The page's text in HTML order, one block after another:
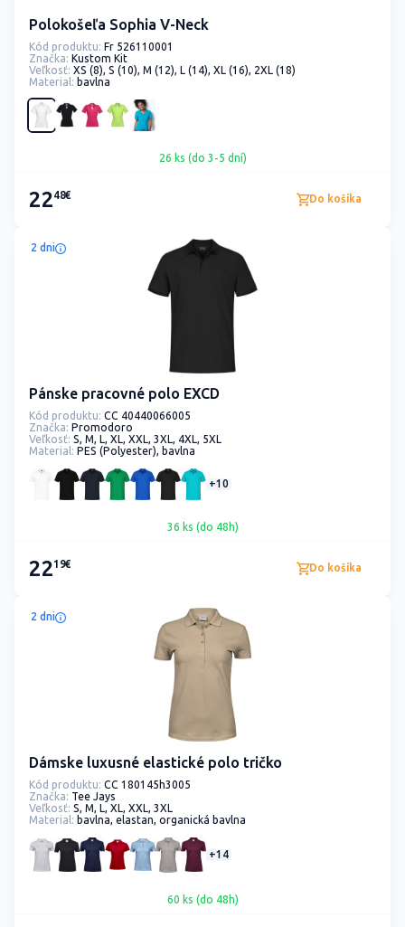
Polokošeľa Sophia V-Neck
Kód produktu: Fr 526110001
Značka: Kustom Kit
Veľkosť: XS (8), S (10), M (12), L (14), XL (16), 2XL (18)
Material: bavlna
26 ks (do 3-5 dní)
2248€ Do košíka
2 dni
Pánske pracovné polo EXCD
Kód produktu: CC 40440066005
Značka: Promodoro
Veľkosť: S, M, L, XL, XXL, 3XL, 4XL, 5XL
Material: PES (Polyester), bavlna
+10
36 ks (do 48h)
2219€ Do košíka
2 dni
Dámske luxusné elastické polo tričko
Kód produktu: CC 180145h3005
Značka: Tee Jays
Veľkosť: S, M, L, XL, XXL, 3XL
Material: bavlna, elastan, organická bavlna
+14
60 ks (do 48h)